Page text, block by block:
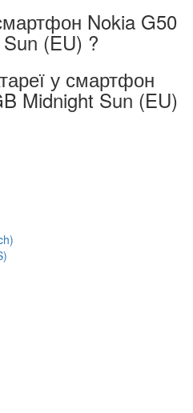
Nokia G50
(EU) ?
у смартфон
Midnight Sun (EU)